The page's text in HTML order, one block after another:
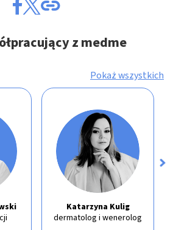
z medme
Pokaż wszystkich
Katarzyna Kulig
dermatolog i wenerolog
na podstawie